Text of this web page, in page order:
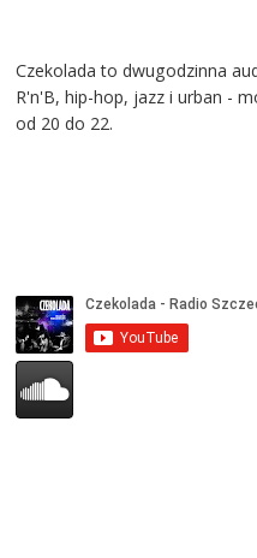
Czekolada to dwugodzinna
R'n'B, hip-hop, jazz i urban -
od 20 do 22.